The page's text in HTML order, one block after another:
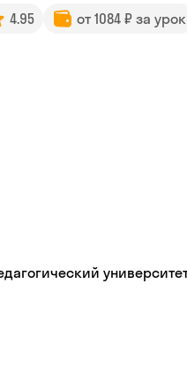
4.95 от 1084 ₽ за урок